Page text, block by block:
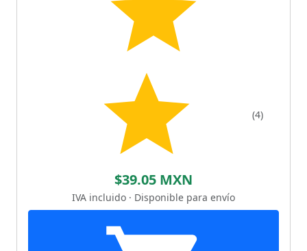
(4)
$39.05 MXN
IVA incluido · Disponible para envío